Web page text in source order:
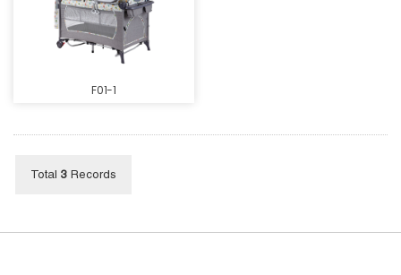
F01-1
Total 3 Records